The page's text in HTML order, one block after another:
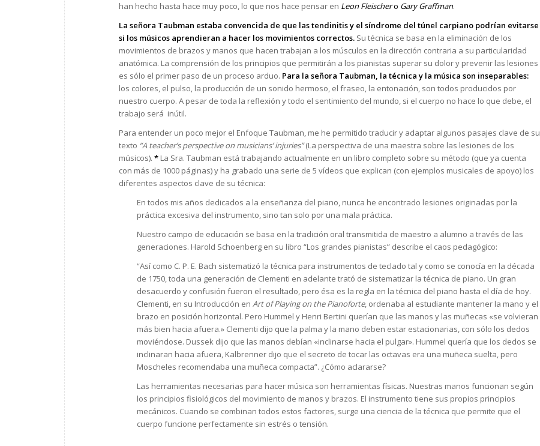
han hecho hasta hace muy poco, lo que nos hace pensar en Leon Fleischero Gary Graffman.
La señora Taubman estaba convencida de que las tendinitis y el síndrome del túnel carpiano podrían evitarse
si los músicos aprendieran a hacer los movimientos correctos. Su técnica se basa en la eliminación de los
movimientos de brazos y manos que hacen trabajan a los músculos en la dirección contraria a su particularidad
anatómica. La comprensión de los principios que permitirán a los pianistas superar su dolor y prevenir las lesiones
es sólo el primer paso de un proceso arduo. Para la señora Taubman, la técnica y la música son inseparables:
los colores, el pulso, la producción de un sonido hermoso, el fraseo, la entonación, son todos producidos por
nuestro cuerpo. A pesar de toda la reflexión y todo el sentimiento del mundo, si el cuerpo no hace lo que debe, el
trabajo será inútil.
Para entender un poco mejor el Enfoque Taubman, me he permitido traducir y adaptar algunos pasajes clave de su
texto “A teacher’s perspective on musicians’ injuries”(La perspectiva de una maestra sobre las lesiones de los
músicos). * La Sra. Taubman está trabajando actualmente en un libro completo sobre su método (que ya cuenta
con más de 1000 páginas) y ha grabado una serie de 5 vídeos que explican (con ejemplos musicales de apoyo) los
diferentes aspectos clave de su técnica:
En todos mis años dedicados a la enseñanza del piano, nunca he encontrado lesiones originadas por la
práctica excesiva del instrumento, sino tan solo por una mala práctica.
Nuestro campo de educación se basa en la tradición oral transmitida de maestro a alumno a través de las
generaciones. Harold Schoenberg en su libro “Los grandes pianistas” describe el caos pedagógico:
“Así como C. P. E. Bach sistematizó la técnica para instrumentos de teclado tal y como se conocía en la década
de 1750, toda una generación de Clementi en adelante trató de sistematizar la técnica de piano. Un gran
desacuerdo y confusión fueron el resultado, pero ésa es la regla en la técnica del piano hasta el día de hoy.
Clementi, en su Introducción en Art of Playing on the Pianoforte, ordenaba al estudiante mantener la mano y el
brazo en posición horizontal. Pero Hummel y Henri Bertini querían que las manos y las muñecas «se volvieran
más bien hacia afuera.» Clementi dijo que la palma y la mano deben estar estacionarias, con sólo los dedos
moviéndose. Dussek dijo que las manos debían «inclinarse hacia el pulgar». Hummel quería que los dedos se
inclinaran hacia afuera, Kalbrenner dijo que el secreto de tocar las octavas era una muñeca suelta, pero
Moscheles recomendaba una muñeca compacta”. ¿Cómo aclararse?
Las herramientas necesarias para hacer música son herramientas físicas. Nuestras manos funcionan según
los principios fisiológicos del movimiento de manos y brazos. El instrumento tiene sus propios principios
mecánicos. Cuando se combinan todos estos factores, surge una ciencia de la técnica que permite que el
cuerpo funcione perfectamente sin estrés o tensión.